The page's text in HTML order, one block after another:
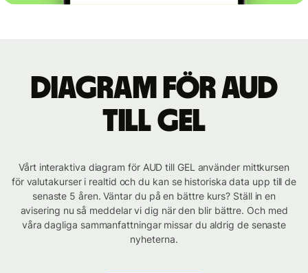
Diagram för AUD
till GEL
Vårt interaktiva diagram för AUD till GEL använder mittkursen
för valutakurser i realtid och du kan se historiska data upp till de
senaste 5 åren. Väntar du på en bättre kurs? Ställ in en
avisering nu så meddelar vi dig när den blir bättre. Och med
våra dagliga sammanfattningar missar du aldrig de senaste
nyheterna.